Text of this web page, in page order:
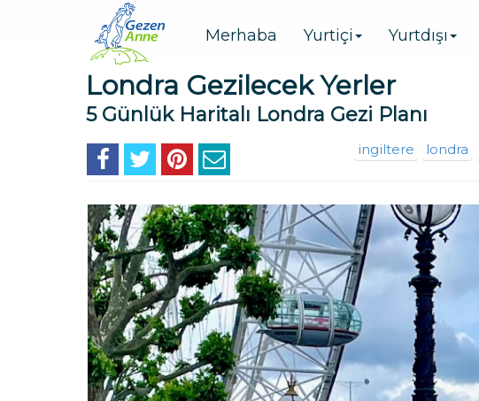
Merhaba Yurtiçi Yurtdışı
Londra Gezilecek Yerler
5 Günlük Haritalı Londra Gezi Planı
ingiltere londra